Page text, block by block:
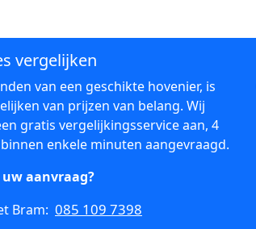
vergelijken
van een geschikte hovenier, is
van prijzen van belang. Wij
gratis vergelijkingsservice aan, 4
enkele minuten aangevraagd.
aanvraag?
Bram: 085 109 7398